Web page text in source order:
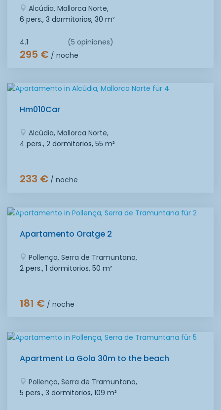
Alcúdia, Mallorca Norte,
6 pers., 3 dormitorios, 30 m²
4.1 (5 opiniones)
295 € / noche
Hm010Car
Alcúdia, Mallorca Norte,
4 pers., 2 dormitorios, 55 m²
233 € / noche
Apartamento Oratge 2
Pollença, Serra de Tramuntana,
2 pers., 1 dormitorios, 50 m²
181 € / noche
Apartment La Gola 30m to the beach
Pollença, Serra de Tramuntana,
5 pers., 3 dormitorios, 109 m²